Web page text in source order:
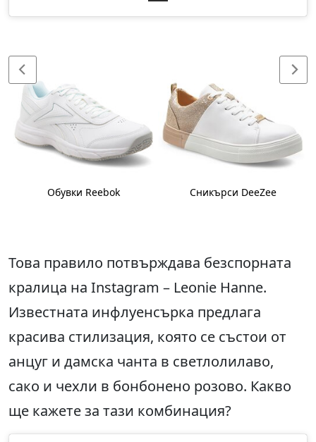
Обувки Reebok Сникърси DeeZee
Това правило потвърждава безспорната
кралица на Instagram – Leonie Hanne.
Известната инфлуенсърка предлага
красива стилизация, която се състои от
анцуг и дамска чанта в светлолилаво,
сако и чехли в бонбонено розово. Какво
ще кажете за тази комбинация?